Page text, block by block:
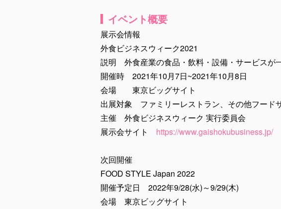
イベント概要
展示会情報
外食ビジネスウィーク2021
説明 外食産業の食品・飲料・設備・サービスが
開催時 2021年10月7日~2021年10月8日
会場 東京ビッグサイト
出展対象 ファミリーレストラン、その他フード
主催 外食ビジネスウィーク 実行委員会
展示会サイト https://www.gaishokubusiness.jp/
次回開催
FOOD STYLE Japan 2022
開催予定日 2022年9/28(水)～9/29(木)
会場 東京ビッグサイト